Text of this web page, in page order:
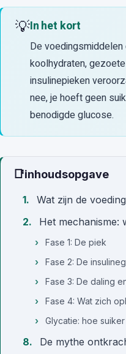
💡In het kort
De
koolhydraten,
insulinepieken
nee, je hoeft geen
benodigde glucose.
📑inhoudsopgave
Wat zijn de
Het mechanisme:
Fase 1: De piek
Fase 2: De
Fase 3: De daling
Fase 4: Wat zich
Glycatie: hoe
De mythe